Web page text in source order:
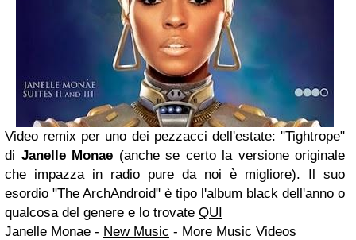
Video remix per uno dei pezzacci dell'estate: "Tightrope"
di Janelle Monae (anche se certo la versione originale
che impazza in radio pure da noi è migliore). Il suo
esordio "The ArchAndroid" è tipo l'album black dell'anno o
qualcosa del genere e lo trovate QUI
Janelle Monae - New Music - More Music Videos